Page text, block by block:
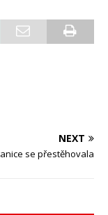
NEXT
se přestěhovala